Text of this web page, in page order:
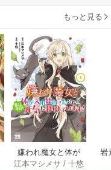
もっと見る
嫌われ魔女と体が
入れ替わったけれ
江本マシメサ / 十悠
岩